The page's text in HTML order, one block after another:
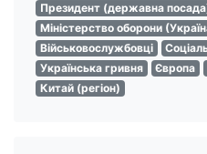
Президент (державна
Міністерство оборони
Військовослужбовці
Українська гривня
Європа
Китай (регіон)